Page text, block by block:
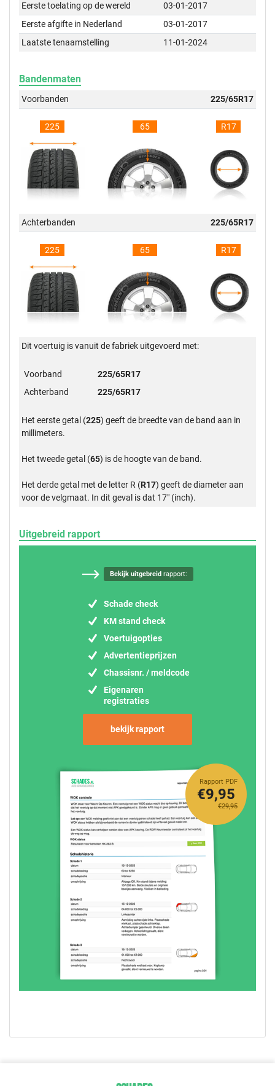
Eerste toelating op de wereld
03-01-2017
Eerste afgifte in Nederland
03-01-2017
Laatste tenaamstelling
11-01-2024
Bandenmaten
Voorbanden 225/65R17
225 65 R17
Achterbanden 225/65R17
225 65 R17
Dit voertuig is vanuit de fabriek uitgevoerd met:
Voorband
225/65R17
Achterband
225/65R17
Het eerste getal (225) geeft de breedte van de band aan in
millimeters.
Het tweede getal (65) is de hoogte van de band.
Het derde getal met de letter R (R17) geeft de diameter aan
voor de velgmaat. In dit geval is dat 17" (inch).
Uitgebreid rapport
Bekijk uitgebreid rapport:
Schade check
KM stand check
Voertuigopties
Advertentieprijzen
Chassisnr. / meldcode
Eigenaren
registraties
bekijk rapport
Rapport PDF
€29,95
€9,95